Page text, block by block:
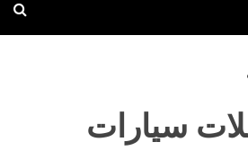
سيارات